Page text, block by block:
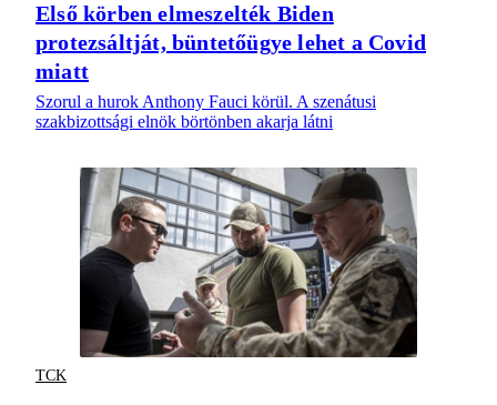
Első körben elmeszelték Biden
protezsáltját, büntetőügye lehet a Covid
miatt
Szorul a hurok Anthony Fauci körül. A szenátusi
szakbizottsági elnök börtönben akarja látni
TCK